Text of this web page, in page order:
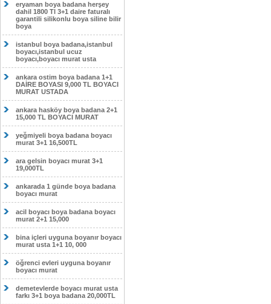
eryaman boya badana herşey
dahil 1800 Tl 3+1 daire faturalı
garantili silikonlu boya siline bilir
boya
istanbul boya badana,istanbul
boyacı,istanbul ucuz
boyacı,boyacı murat usta
ankara ostim boya badana 1+1
DAİRE BOYASI 9,000 TL BOYACI
MURAT USTADA
ankara hasköy boya badana 2+1
15,000 TL BOYACI MURAT
yeğmiyeli boya badana boyacı
murat 3+1 16,500TL
ara gelsin boyacı murat 3+1
19,000TL
ankarada 1 günde boya badana
boyacı murat
acil boyacı boya badana boyacı
murat 2+1 15,000
bina içleri uyguna boyanır boyacı
murat usta 1+1 10, 000
öğrenci evleri uyguna boyanır
boyacı murat
demetevlerde boyacı murat usta
farkı 3+1 boya badana 20,000TL